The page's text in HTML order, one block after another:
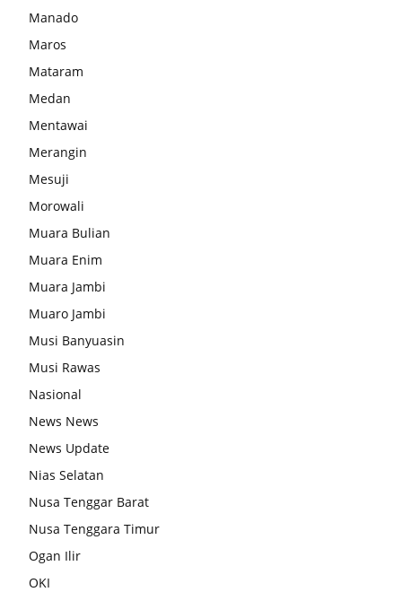
Manado
Maros
Mataram
Medan
Mentawai
Merangin
Mesuji
Morowali
Muara Bulian
Muara Enim
Muara Jambi
Muaro Jambi
Musi Banyuasin
Musi Rawas
Nasional
News News
News Update
Nias Selatan
Nusa Tenggar Barat
Nusa Tenggara Timur
Ogan Ilir
OKI